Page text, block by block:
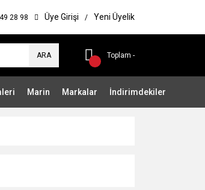
28 98 Üye Girişi / Yeni Üyelik
ARA Toplam -
Marin Markalar İndirimdekiler